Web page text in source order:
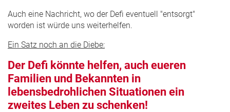
Auch eine Nachricht, wo der Defi eventuell "entsorgt"
worden ist würde uns weiterhelfen.
Ein Satz noch an die Diebe:
Der Defi könnte helfen, auch eueren
Familien und Bekannten in
lebensbedrohlichen Situationen ein
zweites Leben zu schenken!